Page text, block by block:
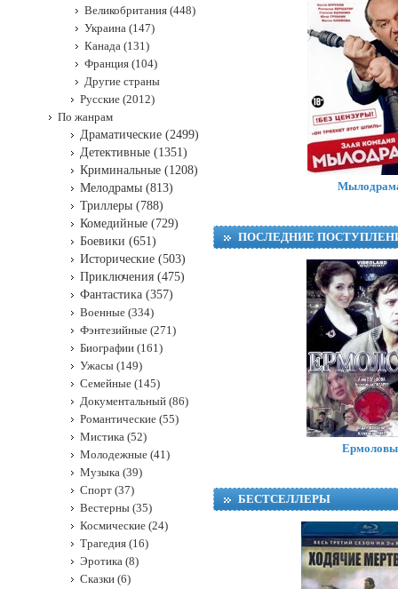
ПОСЛЕДНИЕ
Ермоловы
БЕСТСЕЛЛЕРЫ
Великобритания (448)
Украина (147)
Канада (131)
Франция (104)
Другие страны
Русские (2012)
По жанрам
Драматические (2499)
Детективные (1351)
Криминальные (1208)
Мелодрамы (813)
Триллеры (788)
Комедийные (729)
Боевики (651)
Исторические (503)
Приключения (475)
Фантастика (357)
Военные (334)
Фэнтезийные (271)
Биографии (161)
Ужасы (149)
Семейные (145)
Документальный (86)
Романтические (55)
Мистика (52)
Молодежные (41)
Музыка (39)
Спорт (37)
Вестерны (35)
Космические (24)
Трагедия (16)
Эротика (8)
Сказки (6)